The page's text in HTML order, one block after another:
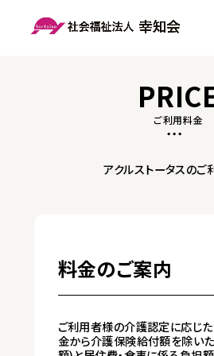
ご利用料金
アクルストータスのご
料金のご案内
ご利用者様の介護認定に応じ
金から介護保険給付額を除い